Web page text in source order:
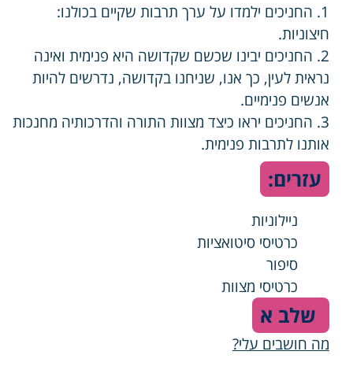
1. החניכים ילמדו על ערך תרבות שקיים בכולנו:
חיצוניות.
2. החניכים יבינו שכשם שקדושה היא פנימית ואינה
נראית לעין, כך אנו, שניחנו בקדושה, נדרשים להיות
אנשים פנימיים.
3. החניכים יראו כיצד מצוות התורה והדרכותיה מחנכות
אותנו לתרבות פנימית.
עזרים:
ניילוניות
כרטיסי סיטואציות
סיפור
כרטיסי מצוות
שלב א
מה חושבים עלי?